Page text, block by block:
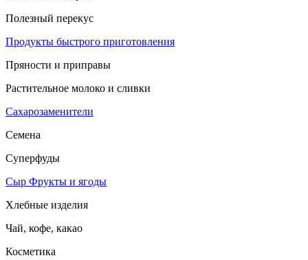
Полезный перекус
Продукты быстрого приготовления
Пряности и приправы
Растительное молоко и сливки
Сахарозаменители
Семена
Суперфуды
Сыр Фрукты и ягоды
Хлебные изделия
Чай, кофе, какао
Косметика